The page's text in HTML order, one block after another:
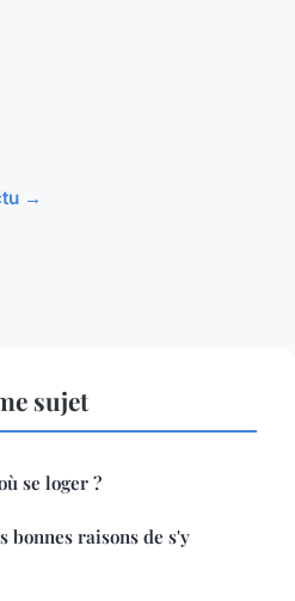
→
sujet
se loger ?
bonnes raisons de s'y